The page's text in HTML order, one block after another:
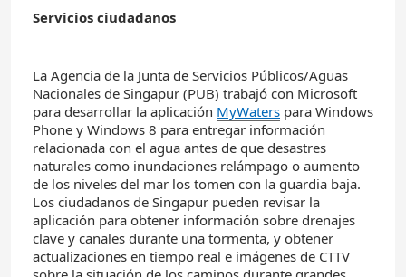
Servicios ciudadanos
La Agencia de la Junta de Servicios Públicos/Aguas
Nacionales de Singapur (PUB) trabajó con Microsoft
para desarrollar la aplicación MyWaters para Windows
Phone y Windows 8 para entregar información
relacionada con el agua antes de que desastres
naturales como inundaciones relámpago o aumento
de los niveles del mar los tomen con la guardia baja.
Los ciudadanos de Singapur pueden revisar la
aplicación para obtener información sobre drenajes
clave y canales durante una tormenta, y obtener
actualizaciones en tiempo real e imágenes de CTTV